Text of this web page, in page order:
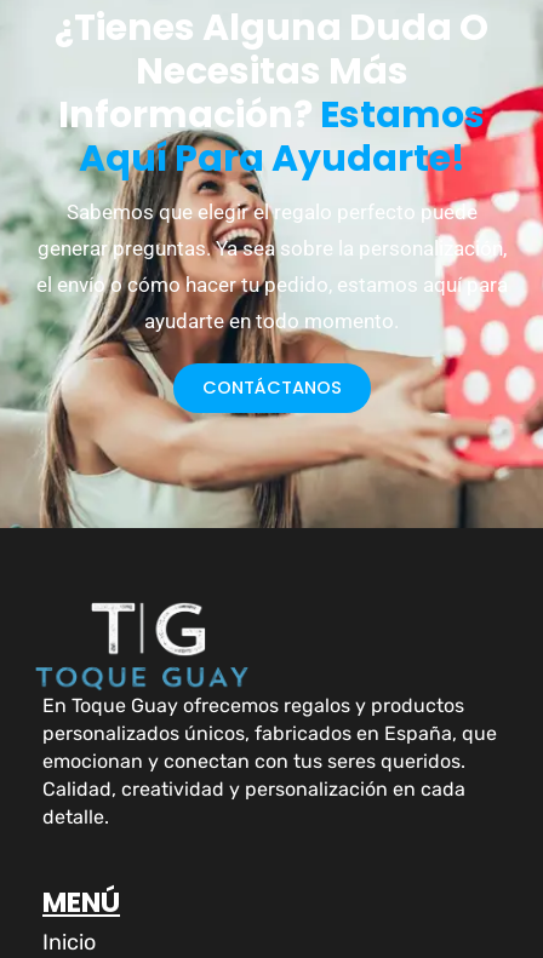
¿Tienes Alguna Duda O
Necesitas Más
Información? Estamos
Aquí Para Ayudarte!
Sabemos que elegir el regalo perfecto puede
generar preguntas. Ya sea sobre la personalización,
el envío o cómo hacer tu pedido, estamos aquí para
ayudarte en todo momento.
CONTÁCTANOS
En Toque Guay ofrecemos regalos y productos
personalizados únicos, fabricados en España, que
emocionan y conectan con tus seres queridos.
Calidad, creatividad y personalización en cada
detalle.
MENÚ
Inicio